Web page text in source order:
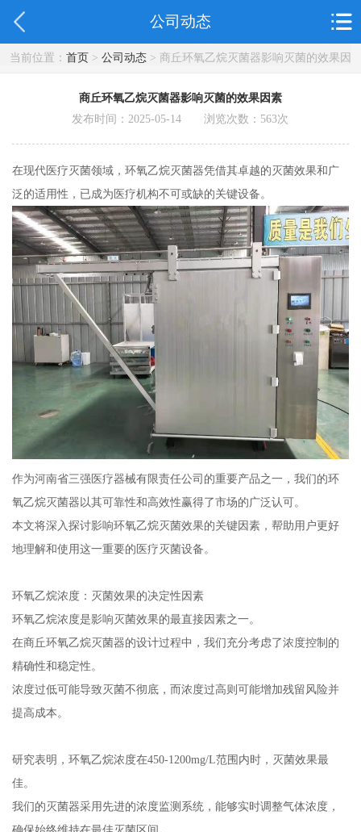
公司动态
当前位置： 首页> 公司动态> 商丘环氧乙烷灭菌器影响灭菌的效果因
商丘环氧乙烷灭菌器影响灭菌的效果因素
发布时间：2025-05-14 浏览次数： 563次
在现代医疗灭菌领域，环氧乙烷灭菌器凭借其卓越的灭菌效果和广
泛的适用性，已成为医疗机构不可或缺的关键设备。
作为河南省三强医疗器械有限责任公司的重要产品之一，我们的环
氧乙烷灭菌器以其可靠性和高效性赢得了市场的广泛认可。
本文将深入探讨影响环氧乙烷灭菌效果的关键因素，帮助用户更好
地理解和使用这一重要的医疗灭菌设备。
环氧乙烷浓度：灭菌效果的决定性因素
环氧乙烷浓度是影响灭菌效果的最直接因素之一。
在商丘环氧乙烷灭菌器的设计过程中，我们充分考虑了浓度控制的
精确性和稳定性。
浓度过低可能导致灭菌不彻底，而浓度过高则可能增加残留风险并
提高成本。
研究表明，环氧乙烷浓度在450-1200mg/L范围内时，灭菌效果最
佳。
我们的灭菌器采用先进的浓度监测系统，能够实时调整气体浓度，